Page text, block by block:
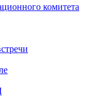
комитета